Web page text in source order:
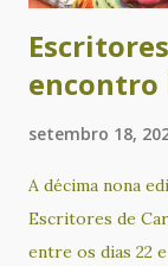
informações
encontro
setembro 18,
A décima nona
Escritores de
entre os dias 22